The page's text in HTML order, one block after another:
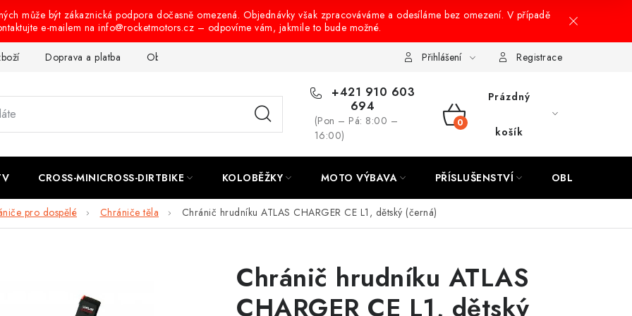
může být zákaznická podpora dočasně omezená. Objednávky však zpracováváme a odesíláme bez omezení. V případě
e-mailem na info@rocketmotors.cz – odpovíme vám, jakmile to bude možné.
Doprava a platba Obchodní podmínky Podmínky ochrany osobních údajů Návody na montáž
Přihlášení Registrace
+421 910 603
694
(Pon – Pá: 8:00 –
16:00)
NÁKUPNÍ
Prázdný
košík
CROSS-MINICROSS-DIRTBIKE KOLOBĚŽKY MOTO VÝBAVA PŘÍSLUŠENSTVÍ OBLEČENÍ
pro dospělé Chrániče těla Chránič hrudníku ATLAS CHARGER CE L1, dětský (černá)
Chránič hrudníku ATLAS
CHARGER CE L1, dětský